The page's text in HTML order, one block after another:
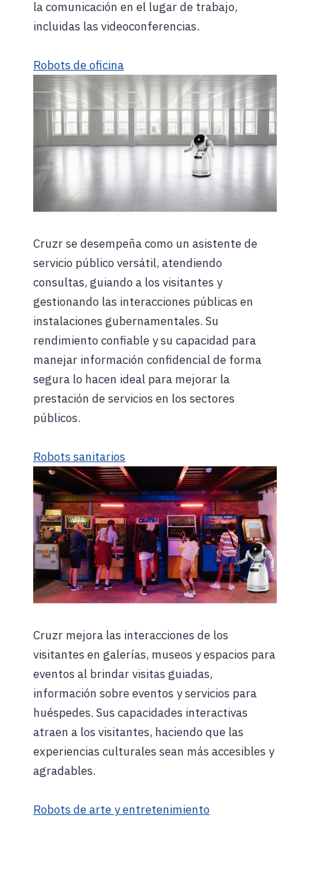
la comunicación en el lugar de trabajo,
incluidas las videoconferencias.
Robots de oficina
Cruzr se desempeña como un asistente de
servicio público versátil, atendiendo
consultas, guiando a los visitantes y
gestionando las interacciones públicas en
instalaciones gubernamentales. Su
rendimiento confiable y su capacidad para
manejar información confidencial de forma
segura lo hacen ideal para mejorar la
prestación de servicios en los sectores
públicos.
Robots sanitarios
Cruzr mejora las interacciones de los
visitantes en galerías, museos y espacios para
eventos al brindar visitas guiadas,
información sobre eventos y servicios para
huéspedes. Sus capacidades interactivas
atraen a los visitantes, haciendo que las
experiencias culturales sean más accesibles y
agradables.
Robots de arte y entretenimiento